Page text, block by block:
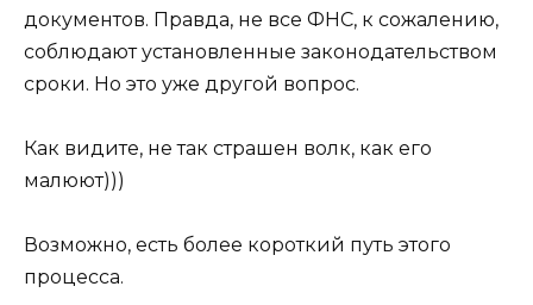
документов. Правда, не все ФНС, к сожалению,
соблюдают установленные законодательством
сроки. Но это уже другой вопрос.
Как видите, не так страшен волк, как его
малюют)))
Возможно, есть более короткий путь этого
процесса.